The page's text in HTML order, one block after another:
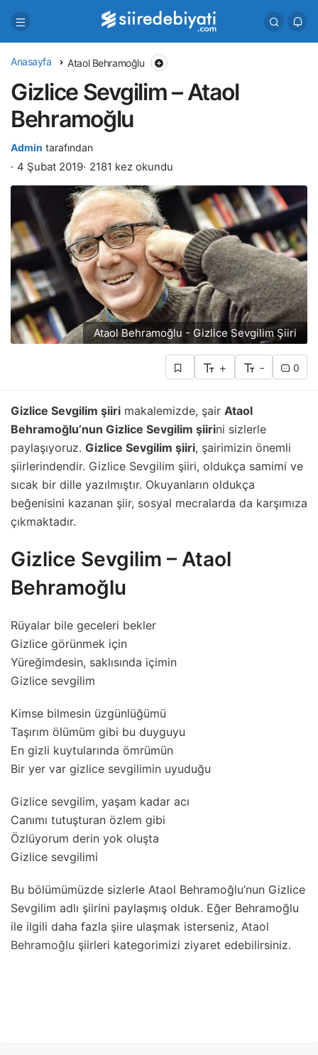
Anasayfa Ataol Behramoğlu
Gizlice Sevgilim – Ataol
Behramoğlu
Admin tarafından
4 Şubat 2019 2181 kez okundu
Ataol Behramoğlu - Gizlice Sevgilim Şiiri
+ - 0
Gizlice Sevgilim şiiri makalemizde, şair Ataol
Behramoğlu’nun Gizlice Sevgilim şiirini sizlerle
paylaşıyoruz. Gizlice Sevgilim şiiri, şairimizin önemli
şiirlerindendir. Gizlice Sevgilim şiiri, oldukça samimi ve
sıcak bir dille yazılmıştır. Okuyanların oldukça
beğenisini kazanan şiir, sosyal mecralarda da karşımıza
çıkmaktadır.
Gizlice Sevgilim – Ataol
Behramoğlu
Rüyalar bile geceleri bekler
Gizlice görünmek için
Yüreğimdesin, saklısında içimin
Gizlice sevgilim
Kimse bilmesin üzgünlüğümü
Taşırım ölümüm gibi bu duyguyu
En gizli kuytularında ömrümün
Bir yer var gizlice sevgilimin uyuduğu
Gizlice sevgilim, yaşam kadar acı
Canımı tutuşturan özlem gibi
Özlüyorum derin yok oluşta
Gizlice sevgilimi
Bu bölümümüzde sizlerle Ataol Behramoğlu’nun Gizlice
Sevgilim adlı şiirini paylaşmış olduk. Eğer Behramoğlu
ile ilgili daha fazla şiire ulaşmak isterseniz, Ataol
Behramoğlu şiirleri kategorimizi ziyaret edebilirsiniz.